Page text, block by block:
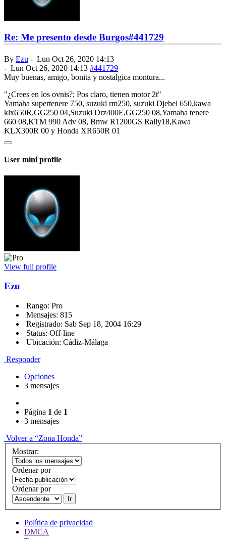
Re: Me presento desde Burgos#441729
By Ezu - Lun Oct 26, 2020 14:13
- Lun Oct 26, 2020 14:13 #441729
Muy buenas, amigo, bonita y nostalgica montura...
"¿Crees en los ovnis?; Pos claro, tienen motor 2t"
Yamaha supertenere 750, suzuki rm250, suzuki Djebel 650,kawa
klx650R,GG250 04,Suzuki Drz400E,GG250 08,Yamaha tenere
660 08,KTM 990 Adv 08, Bmw R1200GS Rally18,Kawa
KLX300R 00 y Honda XR650R 01
User mini profile
View full profile
Ezu
Rango: Pro
Mensajes: 815
Registrado: Sab Sep 18, 2004 16:29
Status: Off-line
Ubicación: Cádiz-Málaga
Responder
Opciones
3 mensajes
Página 1 de 1
3 mensajes
Volver a “Zona Honda”
Mostrar:
Ordenar por
Ordenar por
Ir
Política de privacidad
DMCA